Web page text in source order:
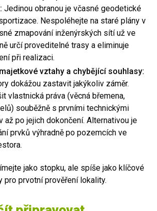
Jedinou obranou je včasné geodetické
Nespoléhejte na staré plány v
zmapování inženýrských sítí už ve
určí proveditelné trasy a eliminuje
při realizaci.
vztahy a chybějící souhlasy:
dokážou zastavit jakýkoliv záměr.
vlastnická práva (věcná břemena,
souběžně s prvními technickými
až po jejich dokončení. Alternativou je
prvků výhradně po pozemcích ve
jako stopku, ale spíše jako klíčové
pro prvotní prověření lokality.